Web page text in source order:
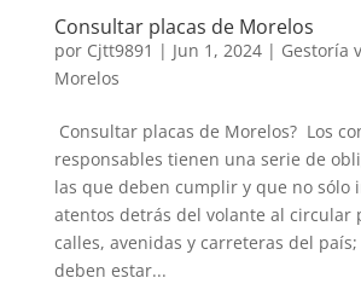
Consultar placas de Morelos
por Cjtt9891 | Jun 1, 2024| Gestoría
Morelos
Consultar placas de Morelos? Los
responsables tienen una serie de
las que deben cumplir y que no sólo
atentos detrás del volante al circular
calles, avenidas y carreteras del país;
deben estar...